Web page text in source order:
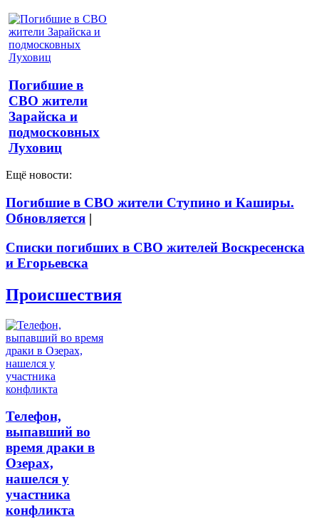
Погибшие в
СВО жители
Зарайска и
подмосковных
Луховиц
Ещё новости:
Погибшие в СВО жители Ступино и Каширы.
Обновляется |
Списки погибших в СВО жителей Воскресенска
и Егорьевска
Происшествия
Телефон,
выпавший во
время драки в
Озерах,
нашелся у
участника
конфликта